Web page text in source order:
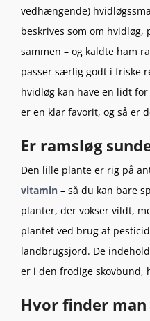
vedhængende)
beskrives som om
sammen – og kaldte ham
passer særlig godt i friske
hvidløg kan have en lidt
er en klar favorit, og så er
Er ramsløg
Den lille plante er rig på
vitamin – så du kan bare
planter, der vokser vildt,
plantet ved brug af
landbrugsjord. De
er i den frodige skovbund,
Hvor finder man